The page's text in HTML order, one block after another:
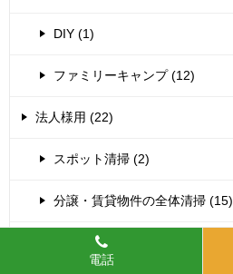
DIY (1)
ファミリーキャンプ (12)
法人様用 (22)
スポット清掃 (2)
分譲・賃貸物件の全体清掃 (15)
床洗浄・ワックス (5)
電話